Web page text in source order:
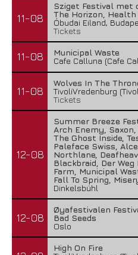
11-08
Sziget Festival met
The Horizon, Health
Óbudai Eiland,
Tickets
11-08
Municipal Waste
Cafe Calluna (Cafe
11-08
Wolves In The
TivoliVredenburg
Tickets
12-08
Summer Breeze
Arch Enemy,
The Ghost Inside,
Paleface Swiss,
Northlane,
Blackbraid, Der
Farm, Municipal
Fall To Spring,
Dinkelsbühl
12-08
Øyafestivalen
Bad Seeds
Oslo
High On Fire